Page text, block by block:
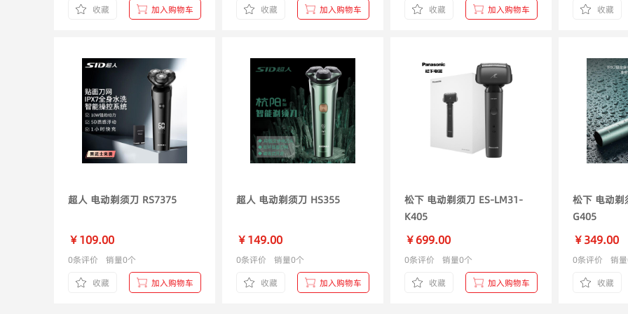
收藏 加入购物车 收藏 加入购物车 收藏 加入购物车 收藏
超人 电动剃须刀 RS7375
￥109.00
0条评价
销量0个
收藏
加入购物车
超人 电动剃须刀 HS355
￥149.00
0条评价
销量0个
收藏
加入购物车
松下 电动剃须刀 ES-LM31-
K405
￥699.00
0条评价
销量0个
收藏
加入购物车
松下 电动剃
G405
￥349.00
0条评价
销
收藏